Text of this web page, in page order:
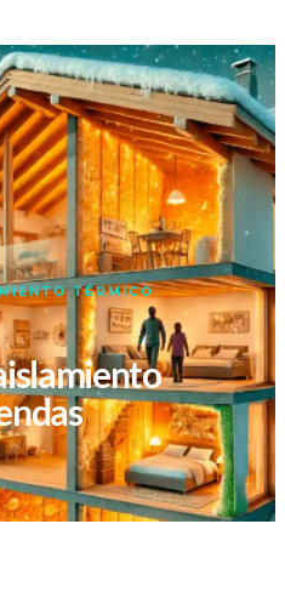
TÉRMICO